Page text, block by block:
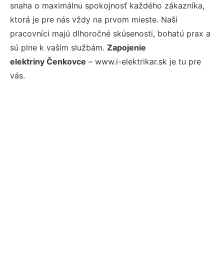
snaha o maximálnu spokojnosť každého zákazníka,
ktorá je pre nás vždy na prvom mieste. Naši
pracovníci majú dlhoročné skúsenosti, bohatú prax a
sú plne k vašim službám. Zapojenie
elektriny Čenkovce – www.i-elektrikar.sk je tu pre
vás.